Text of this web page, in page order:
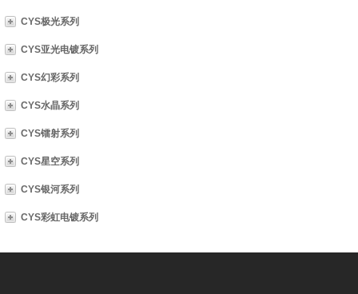
CYS极光系列
CYS亚光电镀系列
CYS幻彩系列
CYS水晶系列
CYS镭射系列
CYS星空系列
CYS银河系列
CYS彩虹电镀系列